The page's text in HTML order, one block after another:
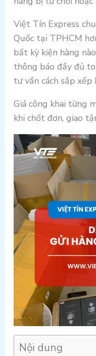
Việt Tín Express
Quốc tại TPHCM
bất kỳ kiện hàng
thông báo đầy đủ
tư vấn cách sắp
Giá công khai từng
khi chốt đơn, giao
Nội dung